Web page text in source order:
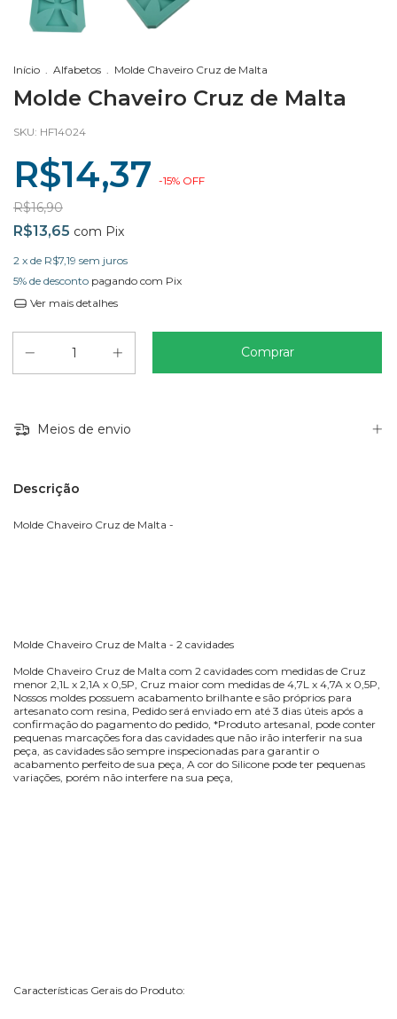
Início . Alfabetos . Molde Chaveiro Cruz de Malta
Molde Chaveiro Cruz de Malta
SKU: HF14024
R$14,37 -15% OFF
R$16,90
R$13,65 com Pix
2 x de R$7,19 sem juros
5% de desconto pagando com Pix
Ver mais detalhes
Meios de envio
Descrição
Molde Chaveiro Cruz de Malta -
Molde Chaveiro Cruz de Malta - 2 cavidades
Molde Chaveiro Cruz de Malta com 2 cavidades com medidas de Cruz
menor 2,1L x 2,1A x 0,5P, Cruz maior com medidas de 4,7L x 4,7A x 0,5P,
Nossos moldes possuem acabamento brilhante e são próprios para
artesanato com resina, Pedido será enviado em até 3 dias úteis após a
confirmação do pagamento do pedido, *Produto artesanal, pode conter
pequenas marcações fora das cavidades que não irão interferir na sua
peça, as cavidades são sempre inspecionadas para garantir o
acabamento perfeito de sua peça, A cor do Silicone pode ter pequenas
variações, porém não interfere na sua peça,
Características Gerais do Produto: